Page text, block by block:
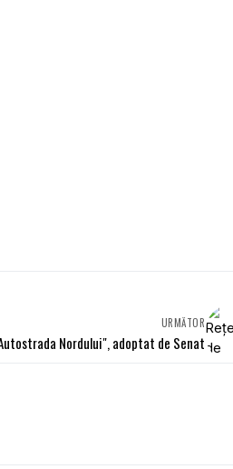
URMĂTOR
Nordului", adoptat de Senat